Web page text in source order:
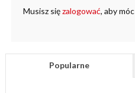
Musisz sięzalogować, aby
Popularne